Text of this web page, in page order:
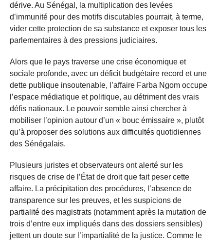
dérive. Au Sénégal, la multiplication des levées
d’immunité pour des motifs discutables pourrait, à terme,
vider cette protection de sa substance et exposer tous les
parlementaires à des pressions judiciaires.
Alors que le pays traverse une crise économique et
sociale profonde, avec un déficit budgétaire record et une
dette publique insoutenable, l’affaire Farba Ngom occupe
l’espace médiatique et politique, au détriment des vrais
défis nationaux. Le pouvoir semble ainsi chercher à
mobiliser l’opinion autour d’un « bouc émissaire », plutôt
qu’à proposer des solutions aux difficultés quotidiennes
des Sénégalais.
Plusieurs juristes et observateurs ont alerté sur les
risques de crise de l’État de droit que fait peser cette
affaire. La précipitation des procédures, l’absence de
transparence sur les preuves, et les suspicions de
partialité des magistrats (notamment après la mutation de
trois d’entre eux impliqués dans des dossiers sensibles)
jettent un doute sur l’impartialité de la justice. Comme le